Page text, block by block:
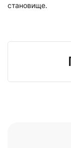
становище.